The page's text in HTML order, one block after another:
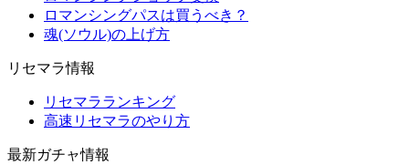
ロマンシングパスは買うべき？
魂(ソウル)の上げ方
リセマラ情報
リセマラランキング
高速リセマラのやり方
最新ガチャ情報